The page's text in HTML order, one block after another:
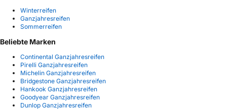
Winterreifen
Ganzjahresreifen
Sommerreifen
Beliebte Marken
Continental Ganzjahresreifen
Pirelli Ganzjahresreifen
Michelin Ganzjahresreifen
Bridgestone Ganzjahresreifen
Hankook Ganzjahresreifen
Goodyear Ganzjahresreifen
Dunlop Ganzjahresreifen